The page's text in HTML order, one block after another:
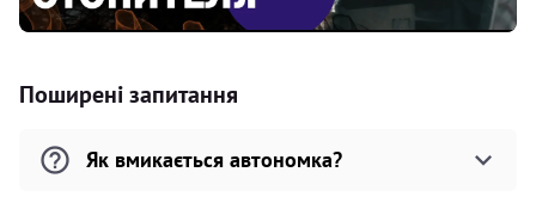
Поширені запитання
Як вмикається автономка?